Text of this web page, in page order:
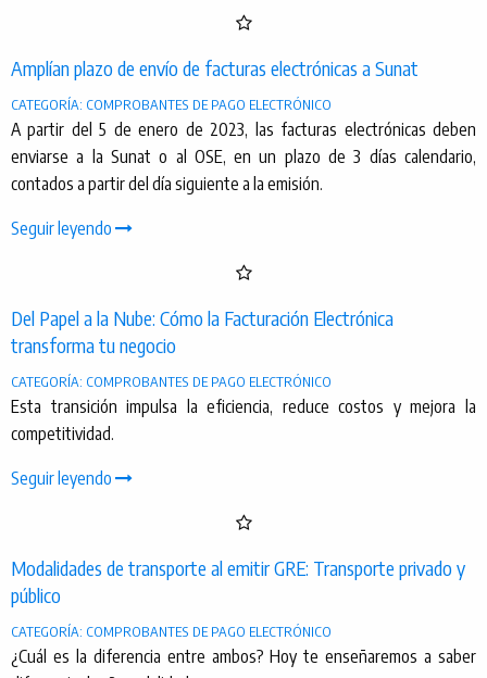
Amplían plazo de envío de facturas electrónicas a Sunat
CATEGORÍA: COMPROBANTES DE PAGO ELECTRÓNICO
A partir del 5 de enero de 2023, las facturas electrónicas deben
enviarse a la Sunat o al OSE, en un plazo de 3 días calendario,
contados a partir del día siguiente a la emisión.
Seguir leyendo
Del Papel a la Nube: Cómo la Facturación Electrónica
transforma tu negocio
CATEGORÍA: COMPROBANTES DE PAGO ELECTRÓNICO
Esta transición impulsa la eficiencia, reduce costos y mejora la
competitividad.
Seguir leyendo
Modalidades de transporte al emitir GRE: Transporte privado y
público
CATEGORÍA: COMPROBANTES DE PAGO ELECTRÓNICO
¿Cuál es la diferencia entre ambos? Hoy te enseñaremos a saber